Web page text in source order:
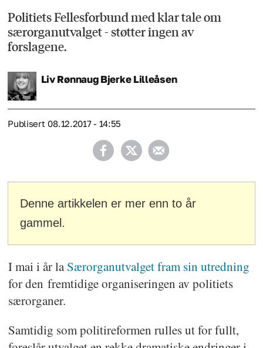
Politiets Fellesforbund med klar tale om
særorganutvalget - støtter ingen av
forslagene.
Liv Rønnaug Bjerke Lilleåsen
Publisert 08.12.2017 - 14:55
Denne artikkelen er mer enn to år
gammel.
I mai i år laSærorganutvalget fram sin utredning
for den fremtidige organiseringen av politiets
særorganer.
Samtidig som politireformen rulles ut for fullt,